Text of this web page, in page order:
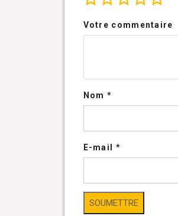
Votre commentaire
Nom *
E-mail *